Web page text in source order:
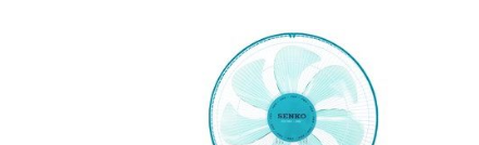
Add to
Wishlist